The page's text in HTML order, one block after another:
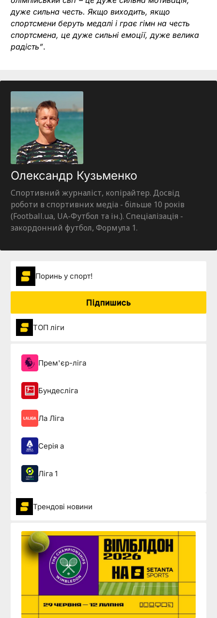
дуже сильна честь. Якщо виходить, якщо
спортсмени беруть медалі і грає гімн на честь
спортсмена, це дуже сильні емоції, дуже велика
радість”.
Олександр Кузьменко
Спортивний журналіст, копірайтер. Досвід
роботи в спортивних медіа - більше 10 років
(Football.ua, UA-Футбол та ін.). Спеціалізація -
закордонний футбол, Формула 1.
Поринь у спорт!
Підпишись
ТОП ліги
Прем'єр-ліга
Бундесліга
Ла Ліга
Серія а
Ліга 1
Трендові новини